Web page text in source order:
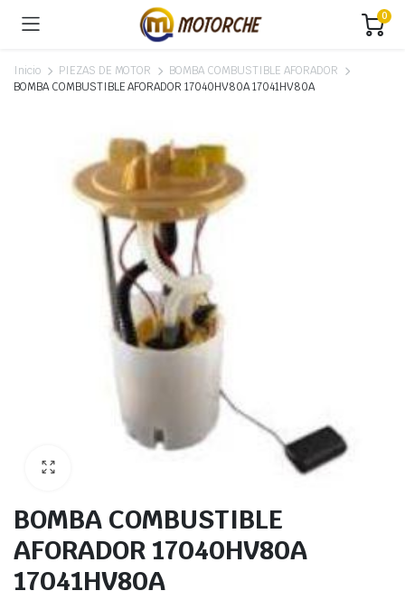
0
Inicio PIEZAS DE MOTOR
BOMBA COMBUSTIBLE AFORADOR
BOMBA COMBUSTIBLE AFORADOR 17040HV80A 17041HV80A
BOMBA COMBUSTIBLE
AFORADOR 17040HV80A
17041HV80A